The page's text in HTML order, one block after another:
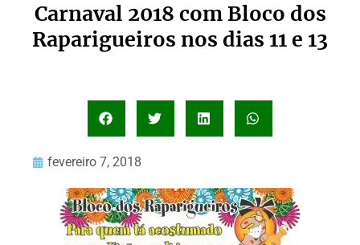
Carnaval 2018 com Bloco dos
Raparigueiros nos dias 11 e 13
fevereiro 7, 2018